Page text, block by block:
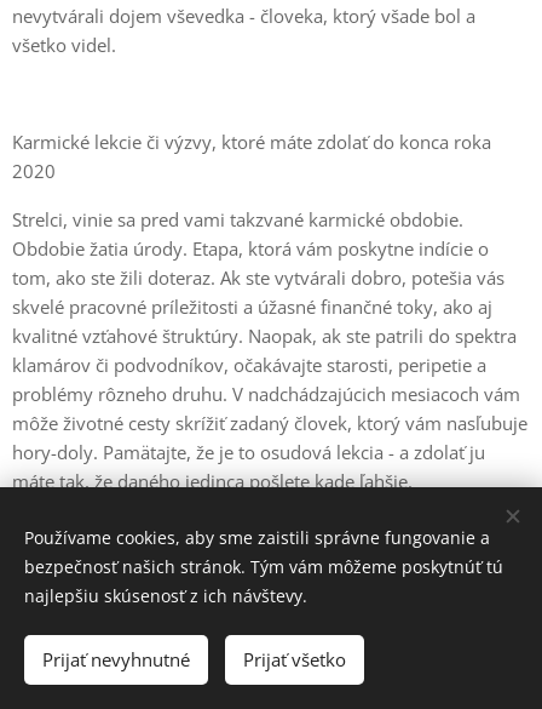
nevytvárali dojem vševedka - človeka, ktorý všade bol a
všetko videl.
Karmické lekcie či výzvy, ktoré máte zdolať do konca roka
2020
Strelci, vinie sa pred vami takzvané karmické obdobie.
Obdobie žatia úrody. Etapa, ktorá vám poskytne indície o
tom, ako ste žili doteraz. Ak ste vytvárali dobro, potešia vás
skvelé pracovné príležitosti a úžasné finančné toky, ako aj
kvalitné vzťahové štruktúry. Naopak, ak ste patrili do spektra
klamárov či podvodníkov, očakávajte starosti, peripetie a
problémy rôzneho druhu. V nadchádzajúcich mesiacoch vám
môže životné cesty skrížiť zadaný človek, ktorý vám nasľubuje
hory-doly. Pamätajte, že je to osudová lekcia - a zdolať ju
máte tak, že daného jedinca pošlete kade ľahšie.
Aké karmické úlohy vám naservíruje rok 2021?
polovičky. Zrejme ich pustí k vode, a to pre zahľadenie sa do
ďalšej osoby. Deťom Jupitera tak ostanú oči pre plač. A ľahké
Používame cookies, aby sme zaistili správne fungovanie a
bezpečnosť našich stránok. Tým vám môžeme poskytnúť tú
najlepšiu skúsenosť z ich návštevy.
Prijať nevyhnutné Prijať všetko